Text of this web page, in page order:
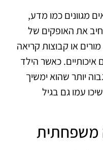
מגוונים כמו מדע,
את האופקים של
או קבוצות קריאה
איכותיים. כאשר הילד
יותר שהוא ימשיך
עמו גם בגיל
משפחתית